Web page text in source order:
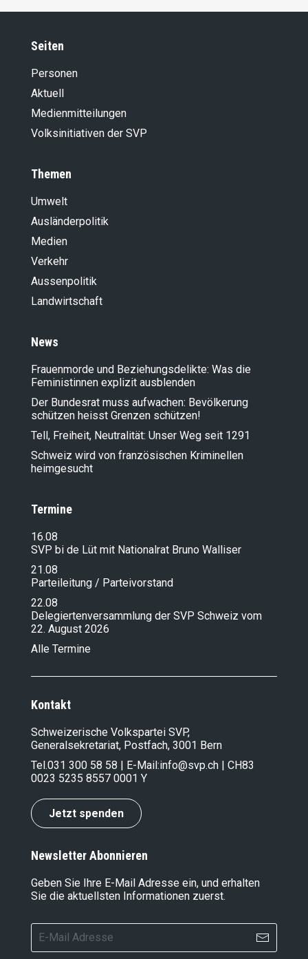
Seiten
Personen
Aktuell
Medienmitteilungen
Volksinitiativen der SVP
Themen
Umwelt
Ausländer­politik
Medien
Verkehr
Aussenpolitik
Landwirt­schaft
News
Frauenmorde und Beziehungsdelikte: Was die
Feministinnen explizit ausblenden
Der Bundesrat muss aufwachen: Bevölkerung
schützen heisst Grenzen schützen!
Tell, Freiheit, Neutralität: Unser Weg seit 1291
Schweiz wird von französischen Kriminellen
heimgesucht
Termine
16.08
SVP bi de Lüt mit Nationalrat Bruno Walliser
21.08
Parteileitung / Parteivorstand
22.08
Delegiertenversammlung der SVP Schweiz vom
22. August 2026
Alle Termine
Kontakt
Schweizerische Volkspartei SVP,
Generalsekretariat, Postfach, 3001 Bern
Tel.031 300 58 58 | E-Mail:info@svp.ch | CH83
0023 5235 8557 0001 Y
Jetzt spenden
Newsletter Abonnieren
Geben Sie Ihre E-Mail Adresse ein, und erhalten
Sie die aktuellsten Informationen zuerst.